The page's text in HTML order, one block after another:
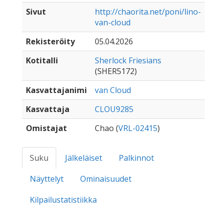
Sivut
http://chaorita.net/poni/lino-
van-cloud
Rekisteröity
05.04.2026
Kotitalli
Sherlock Friesians
(SHER5172)
Kasvattajanimi
van Cloud
Kasvattaja
CLOU9285
Omistajat
Chao (VRL-02415)
Suku Jälkeläiset
Palkinnot
Näyttelyt
Ominaisuudet
Kilpailustatistiikka